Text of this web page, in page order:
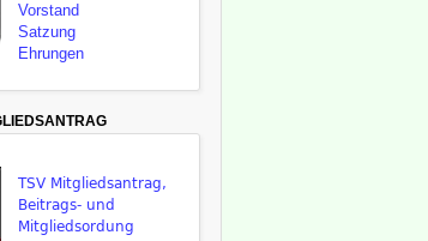
Vorstand
Satzung
Ehrungen
TSV Mitgliedsantrag,
Beitrags- und
Mitgliedsordung